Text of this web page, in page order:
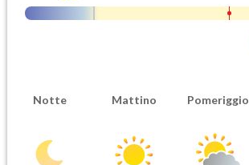
Notte Mattino Pomeriggio